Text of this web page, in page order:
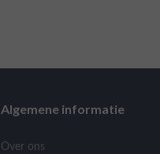
Algemene informatie
Over ons